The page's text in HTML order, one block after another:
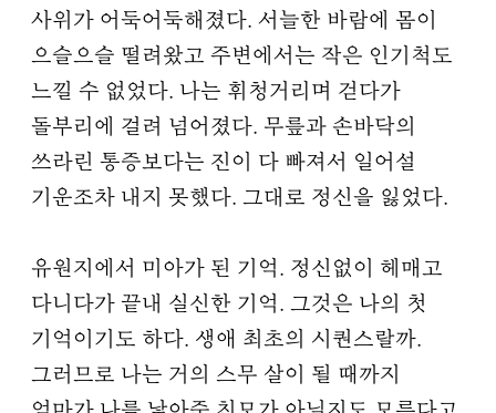
사위가 어둑어둑해졌다. 서늘한 바람에 몸이
으슬으슬 떨려왔고 주변에서는 작은 인기척도
느낄 수 없었다. 나는 휘청거리며 걷다가
돌부리에 걸려 넘어졌다. 무릎과 손바닥의
쓰라린 통증보다는 진이 다 빠져서 일어설
기운조차 내지 못했다. 그대로 정신을 잃었다.
유원지에서 미아가 된 기억. 정신없이 헤매고
다니다가 끝내 실신한 기억. 그것은 나의 첫
기억이기도 하다. 생애 최초의 시퀀스랄까.
그러므로 나는 거의 스무 살이 될 때까지